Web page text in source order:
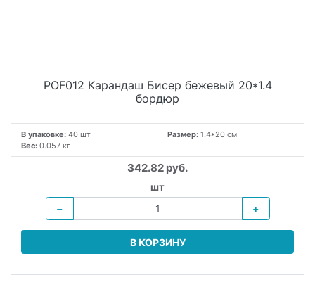
POF012 Карандаш Бисер бежевый 20*1.4
бордюр
В упаковке: 40 шт Размер: 1.4*20 см
Вес: 0.057 кг
342.82 руб.
шт
−
+
В КОРЗИНУ